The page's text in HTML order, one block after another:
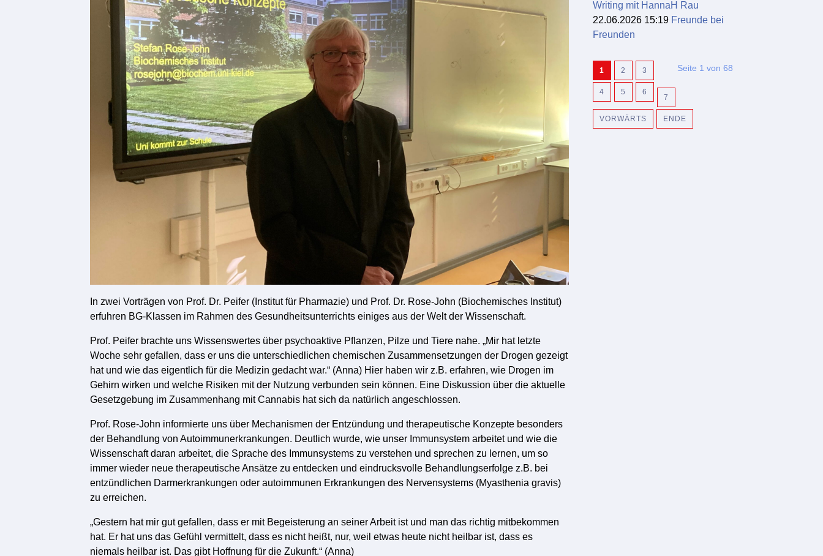
In zwei Vorträgen von Prof. Dr. Peifer (Institut für Pharmazie) und Prof. Dr. Rose-John (Biochemisches Institut)
erfuhren BG-Klassen im Rahmen des Gesundheitsunterrichts einiges aus der Welt der Wissenschaft.
Prof. Peifer brachte uns Wissenswertes über psychoaktive Pflanzen, Pilze und Tiere nahe. „Mir hat letzte
Woche sehr gefallen, dass er uns die unterschiedlichen chemischen Zusammensetzungen der Drogen gezeigt
hat und wie das eigentlich für die Medizin gedacht war.“ (Anna) Hier haben wir z.B. erfahren, wie Drogen im
Gehirn wirken und welche Risiken mit der Nutzung verbunden sein können. Eine Diskussion über die aktuelle
Gesetzgebung im Zusammenhang mit Cannabis hat sich da natürlich angeschlossen.
Prof. Rose-John informierte uns über Mechanismen der Entzündung und therapeutische Konzepte besonders
der Behandlung von Autoimmunerkrankungen. Deutlich wurde, wie unser Immunsystem arbeitet und wie die
Wissenschaft daran arbeitet, die Sprache des Immunsystems zu verstehen und sprechen zu lernen, um so
immer wieder neue therapeutische Ansätze zu entdecken und eindrucksvolle Behandlungserfolge z.B. bei
entzündlichen Darmerkrankungen oder autoimmunen Erkrankungen des Nervensystems (Myasthenia gravis)
zu erreichen.
„Gestern hat mir gut gefallen, dass er mit Begeisterung an seiner Arbeit ist und man das richtig mitbekommen
hat. Er hat uns das Gefühl vermittelt, dass es nicht heißt, nur, weil etwas heute nicht heilbar ist, dass es
niemals heilbar ist. Das gibt Hoffnung für die Zukunft.“ (Anna)
Writing mit HannaH Rau
22.06.2026 15:19 Freunde bei
Freunden
Seite 1 von 68
1 2 3
4 5 6
7
VORWÄRTS ENDE